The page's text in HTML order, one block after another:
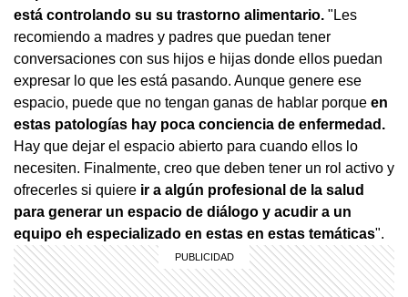
está controlando su su trastorno alimentario. "Les
recomiendo a madres y padres que puedan tener
conversaciones con sus hijos e hijas donde ellos puedan
expresar lo que les está pasando. Aunque genere ese
espacio, puede que no tengan ganas de hablar porque en
estas patologías hay poca conciencia de enfermedad.
Hay que dejar el espacio abierto para cuando ellos lo
necesiten. Finalmente, creo que deben tener un rol activo y
ofrecerles si quiere ir a algún profesional de la salud
para generar un espacio de diálogo y acudir a un
equipo eh especializado en estas en estas temáticas".